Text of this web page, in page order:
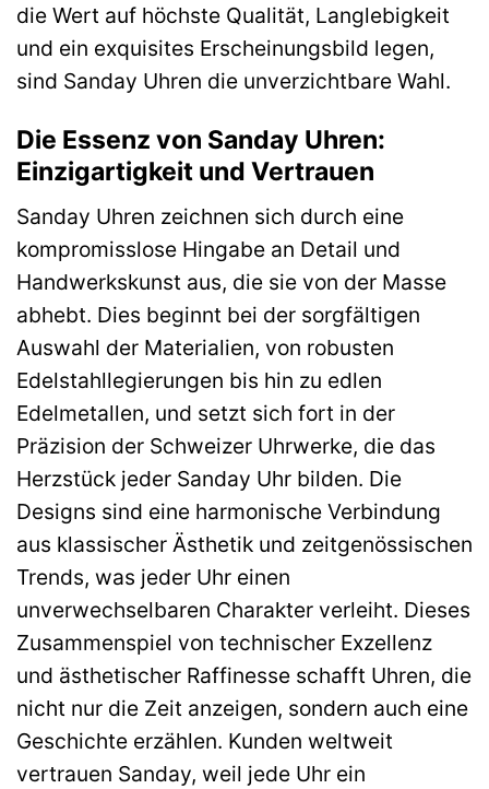
die Wert auf höchste Qualität, Langlebigkeit
und ein exquisites Erscheinungsbild legen,
sind Sanday Uhren die unverzichtbare Wahl.
Die Essenz von Sanday Uhren:
Einzigartigkeit und Vertrauen
Sanday Uhren zeichnen sich durch eine
kompromisslose Hingabe an Detail und
Handwerkskunst aus, die sie von der Masse
abhebt. Dies beginnt bei der sorgfältigen
Auswahl der Materialien, von robusten
Edelstahllegierungen bis hin zu edlen
Edelmetallen, und setzt sich fort in der
Präzision der Schweizer Uhrwerke, die das
Herzstück jeder Sanday Uhr bilden. Die
Designs sind eine harmonische Verbindung
aus klassischer Ästhetik und zeitgenössischen
Trends, was jeder Uhr einen
unverwechselbaren Charakter verleiht. Dieses
Zusammenspiel von technischer Exzellenz
und ästhetischer Raffinesse schafft Uhren, die
nicht nur die Zeit anzeigen, sondern auch eine
Geschichte erzählen. Kunden weltweit
vertrauen Sanday, weil jede Uhr ein